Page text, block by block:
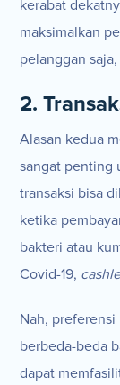
kerabat
maksimalkan
pelanggan saja,
2.
Alasan kedua
sangat penting
transaksi bisa
ketika
bakteri atau
Covid-19,
Nah, preferensi
berbeda-beda
dapat